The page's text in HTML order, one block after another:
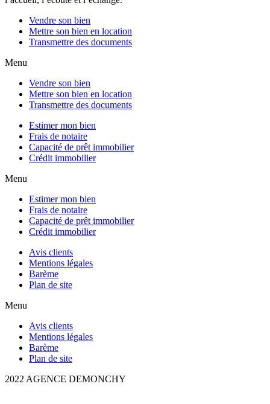
Vendre son bien
Mettre son bien en location
Transmettre des documents
Menu
Vendre son bien
Mettre son bien en location
Transmettre des documents
Estimer mon bien
Frais de notaire
Capacité de prêt immobilier
Crédit immobilier
Menu
Estimer mon bien
Frais de notaire
Capacité de prêt immobilier
Crédit immobilier
Avis clients
Mentions légales
Barème
Plan de site
Menu
Avis clients
Mentions légales
Barème
Plan de site
2022 AGENCE DEMONCHY